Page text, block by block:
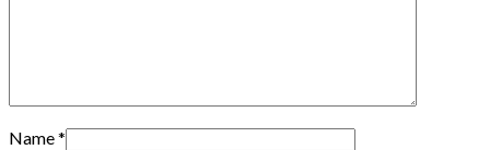
Name*